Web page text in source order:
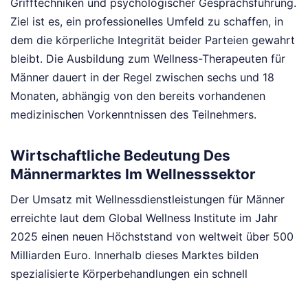
Grifftechniken und psychologischer Gesprächsführung.
Ziel ist es, ein professionelles Umfeld zu schaffen, in
dem die körperliche Integrität beider Parteien gewahrt
bleibt. Die Ausbildung zum Wellness-Therapeuten für
Männer dauert in der Regel zwischen sechs und 18
Monaten, abhängig von den bereits vorhandenen
medizinischen Vorkenntnissen des Teilnehmers.
Wirtschaftliche Bedeutung Des
Männermarktes Im Wellnesssektor
Der Umsatz mit Wellnessdienstleistungen für Männer
erreichte laut dem Global Wellness Institute im Jahr
2025 einen neuen Höchststand von weltweit über 500
Milliarden Euro. Innerhalb dieses Marktes bilden
spezialisierte Körperbehandlungen ein schnell